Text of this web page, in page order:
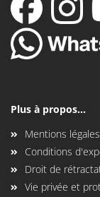
Plus à propos...
Mentions légales
Conditions
Droit de
Vie privée et